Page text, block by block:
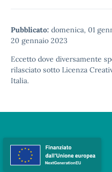
Pubblicato: domenica, 01
20 gennaio 2023
Eccetto dove diversamente
rilasciato sotto Licenza
Italia.